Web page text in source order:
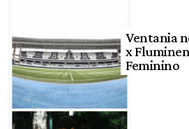
Ventania
x
Feminino